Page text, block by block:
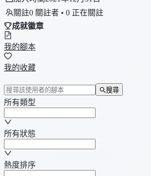
關註0 關註者 • 0 正在關註
成就徽章
我的腳本
我的收藏
搜尋
所有類型
所有狀態
熱度排序